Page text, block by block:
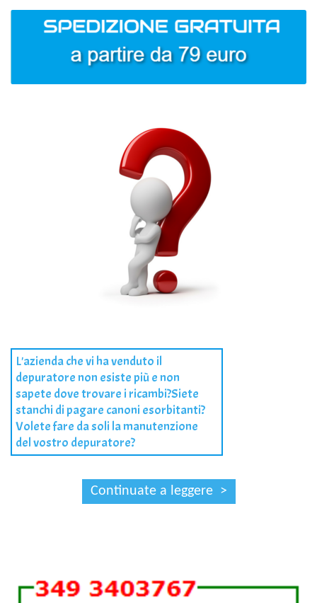
L'azienda che vi ha venduto il
depuratore non esiste più e non
sapete dove trovare i ricambi?Siete
stanchi di pagare canoni esorbitanti?
Volete fare da soli la manutenzione
del vostro depuratore?